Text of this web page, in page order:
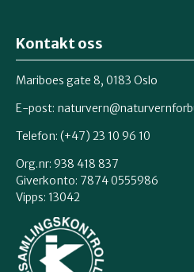
Kontakt oss
Mariboes gate 8, 0183 Oslo
E-post:
Telefon: (+47) 23 10 96 10
Org.nr: 938 418 837
Giverkonto: 7874 0555986
Vipps: 13042